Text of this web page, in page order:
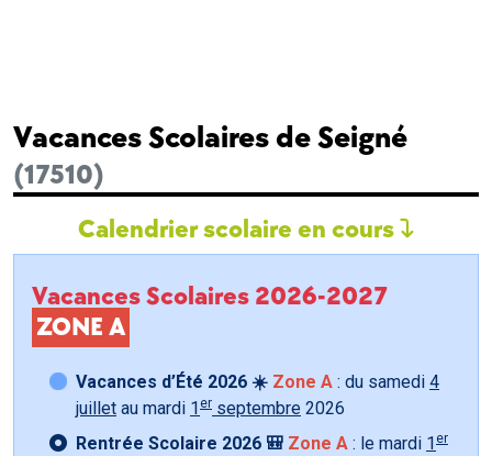
Vacances Scolaires de Seigné
(17510)
Calendrier scolaire en cours
Vacances Scolaires 2026-2027
ZONE A
Vacances d’Été 2026 ☀️ Zone A : du samedi 4
juillet au mardi 1 er septembre 2026
Rentrée Scolaire 2026 🎒 Zone A : le mardi 1 er